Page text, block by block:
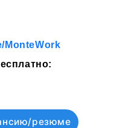
MonteWork
резюме